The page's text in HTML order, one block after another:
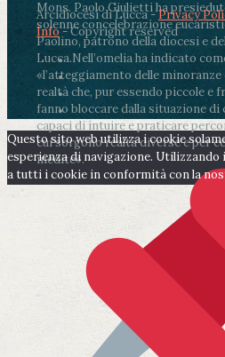
Mons. Paolo Giulietti ha
solenne concelebrazione
Paolino, patrono della diocesi e
Lucca.Nell’omelia ha indicato
«l’atteggiamento delle minoranze
realtà che, pur essendo piccole e
fanno bloccare dalla situazione di
capaci di intuire e praticare
cui sorgono realtà diverse e per
inedite».
Arcidiocesi di Lucca -Privacy
Info- Copyright reserved
Questo sito web utilizza i cookie
esperienza di navigazione.
a tutti i cookie in conformità con la